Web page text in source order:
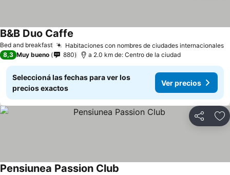
Bed and breakfast Habitaciones con nombres de ciudades internacionales
B&B Duo Caffe
8,3 Muy bueno 880 a 2.0 km de: Centro de la ciudad
Seleccioná las fechas para ver los
precios exactos
Ver precios
Compartir
Pensiunea Passion Club